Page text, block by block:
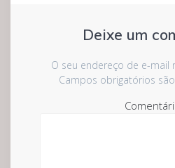
Deixe um
O seu endereço de e-mail
Campos obrigatórios